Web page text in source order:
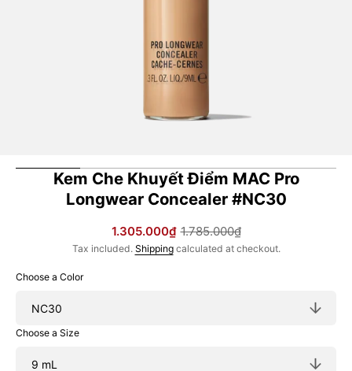
view
Kem Che Khuyết Điểm MAC Pro
Longwear Concealer #NC30
Sale
price
1.305.000₫
Regular
price
1.785.000₫
Tax included. Shippingcalculated at checkout.
Choose a Color
Choose a Size